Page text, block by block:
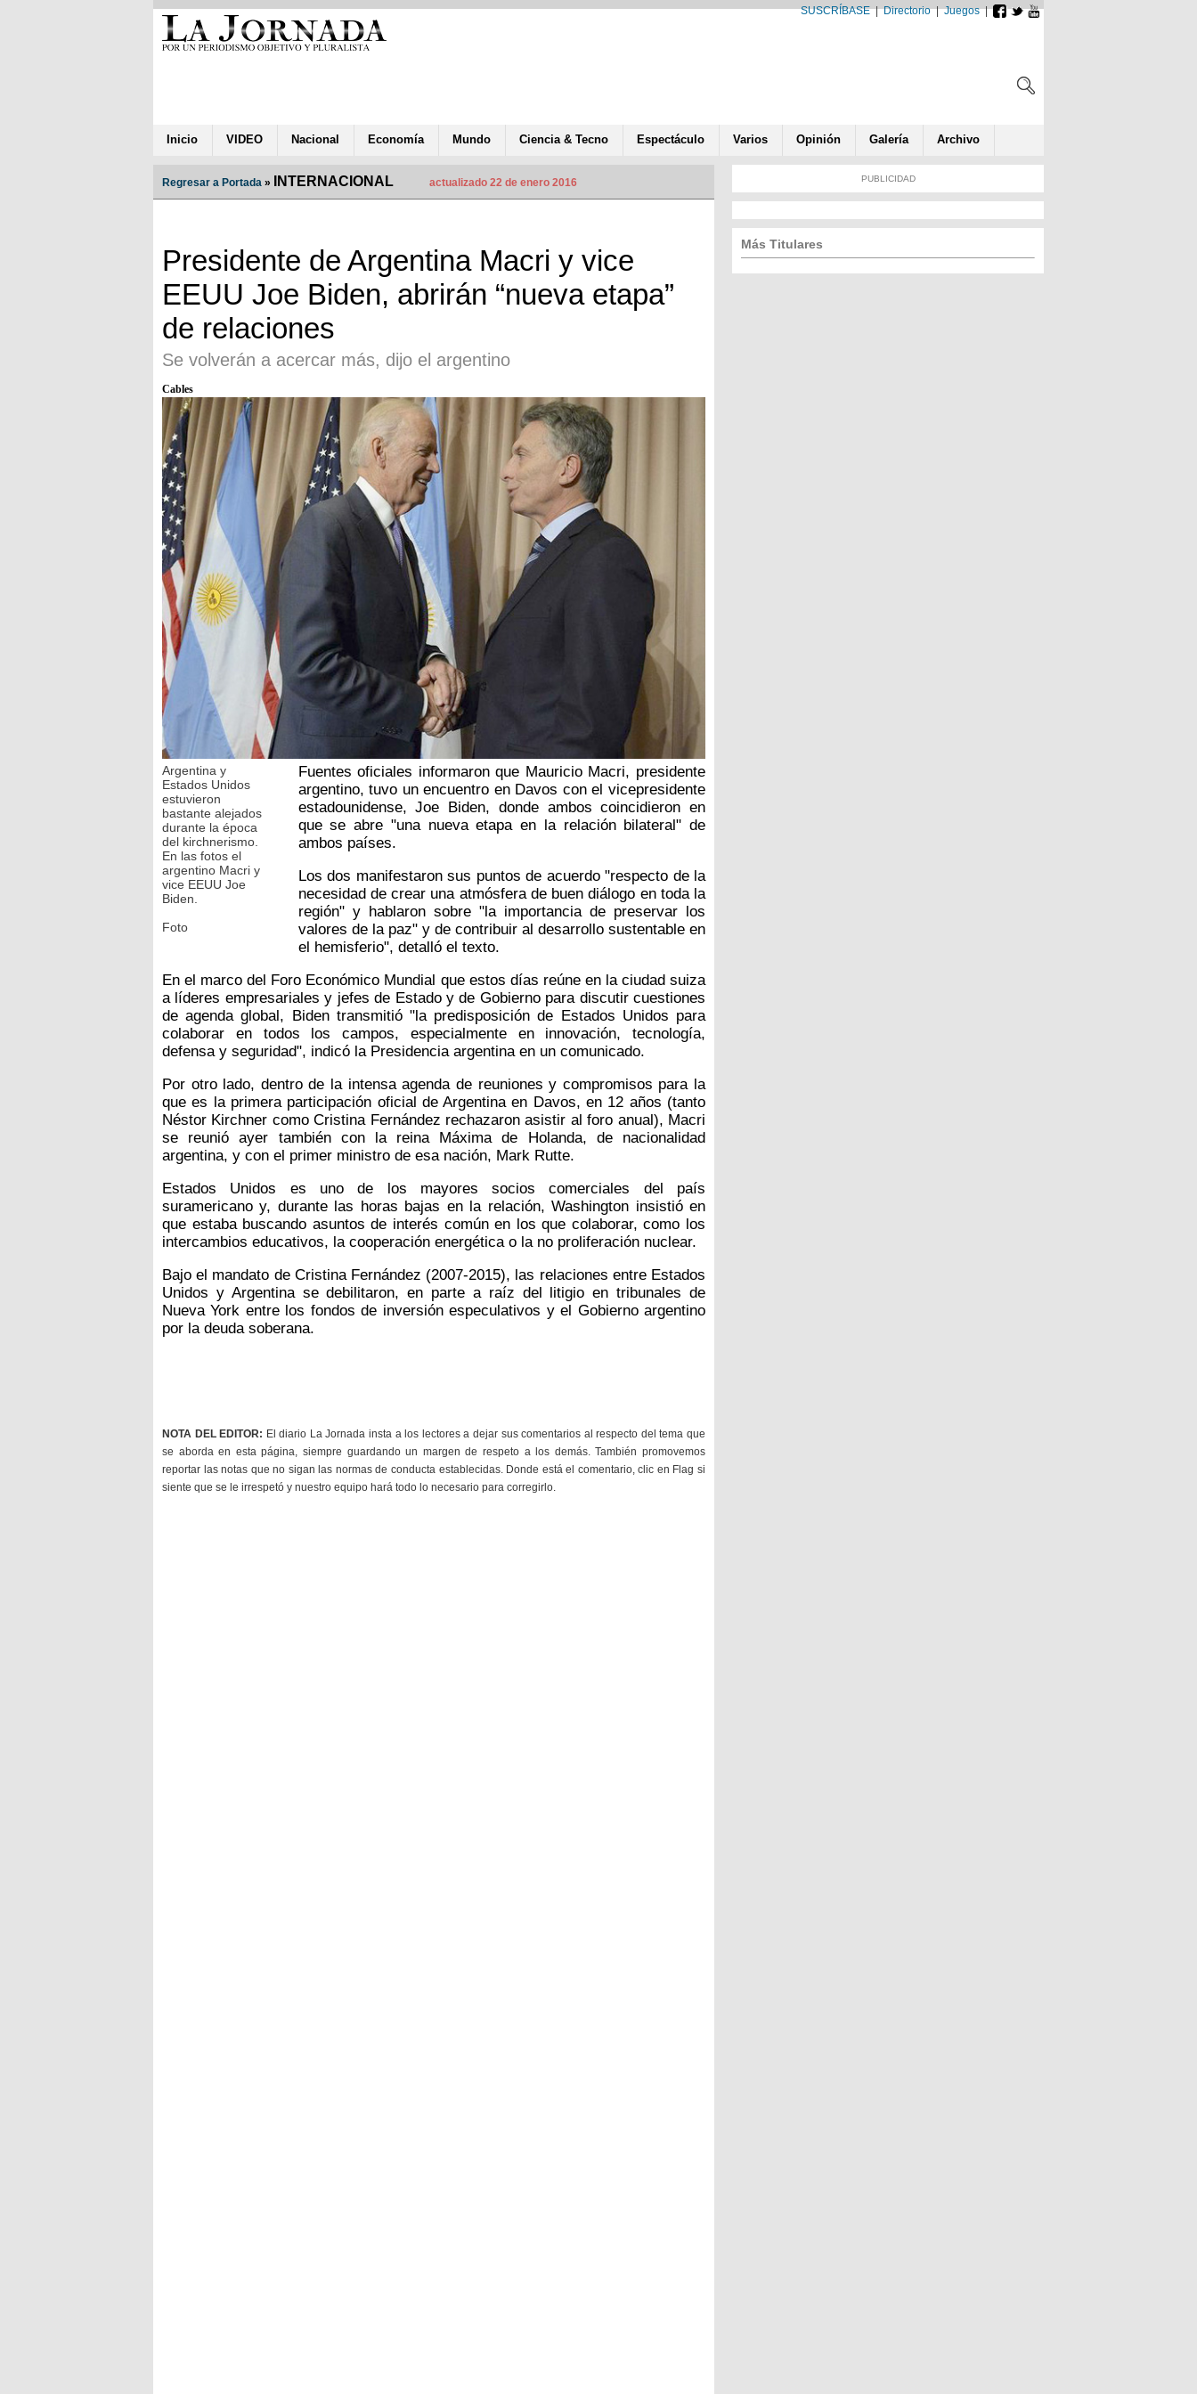
SUSCRÍBASE|Directorio|Juegos|
Inicio VIDEO Nacional Economía Mundo Ciencia & Tecno Espectáculo Varios Opinión Galería Archivo
Regresar a Portada » INTERNACIONAL actualizado 22 de enero 2016
Presidente de Argentina Macri y vice
EEUU Joe Biden, abrirán “nueva etapa”
de relaciones
Se volverán a acercar más, dijo el argentino
Cables
Argentina y
Estados Unidos
estuvieron
bastante alejados
durante la época
del kirchnerismo.
En las fotos el
argentino Macri y
vice EEUU Joe
Biden.
Foto
Fuentes oficiales informaron que Mauricio Macri, presidente
argentino, tuvo un encuentro en Davos con el vicepresidente
estadounidense, Joe Biden, donde ambos coincidieron en
que se abre "una nueva etapa en la relación bilateral" de
ambos países.
Los dos manifestaron sus puntos de acuerdo "respecto de la
necesidad de crear una atmósfera de buen diálogo en toda la
región" y hablaron sobre "la importancia de preservar los
valores de la paz" y de contribuir al desarrollo sustentable en
el hemisferio", detalló el texto.
En el marco del Foro Económico Mundial que estos días reúne en la ciudad suiza
a líderes empresariales y jefes de Estado y de Gobierno para discutir cuestiones
de agenda global, Biden transmitió "la predisposición de Estados Unidos para
colaborar en todos los campos, especialmente en innovación, tecnología,
defensa y seguridad", indicó la Presidencia argentina en un comunicado.
Por otro lado, dentro de la intensa agenda de reuniones y compromisos para la
que es la primera participación oficial de Argentina en Davos, en 12 años (tanto
Néstor Kirchner como Cristina Fernández rechazaron asistir al foro anual), Macri
se reunió ayer también con la reina Máxima de Holanda, de nacionalidad
argentina, y con el primer ministro de esa nación, Mark Rutte.
Estados Unidos es uno de los mayores socios comerciales del país
suramericano y, durante las horas bajas en la relación, Washington insistió en
que estaba buscando asuntos de interés común en los que colaborar, como los
intercambios educativos, la cooperación energética o la no proliferación nuclear.
Bajo el mandato de Cristina Fernández (2007-2015), las relaciones entre Estados
Unidos y Argentina se debilitaron, en parte a raíz del litigio en tribunales de
Nueva York entre los fondos de inversión especulativos y el Gobierno argentino
por la deuda soberana.
NOTA DEL EDITOR: El diario La Jornada insta a los lectores a dejar sus comentarios al respecto del tema que
se aborda en esta página, siempre guardando un margen de respeto a los demás. También promovemos
reportar las notas que no sigan las normas de conducta establecidas. Donde está el comentario, clic en Flag si
siente que se le irrespetó y nuestro equipo hará todo lo necesario para corregirlo.
PUBLICIDAD
Más Titulares